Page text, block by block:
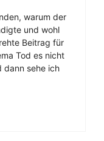
warum der
und wohl
Beitrag für
Tod es nicht
dann sehe ich